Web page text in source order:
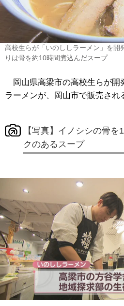
高校生らが「いのししラーメン」を
りは骨を約10時間煮込んだスープ
岡山県高梁市の高校生らが開
ラーメンが、岡山市で販売され
【写真】イノシシの骨
クのあるスープ